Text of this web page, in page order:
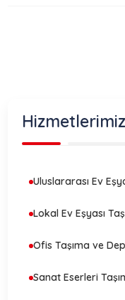
Hizmetlerimiz
Uluslararası Ev
Lokal Ev Eşyası
Ofis Taşıma ve
Sanat Eserleri